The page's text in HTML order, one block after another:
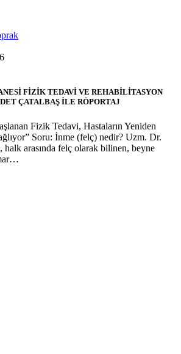
FİZİK TEDAVİ VE REHABİLİTASYON
ÇATALBAŞ İLE RÖPORTAJ
Fizik Tedavi, Hastaların Yeniden
Soru: İnme (felç) nedir? Uzm. Dr.
halk arasında felç olarak bilinen, beyne